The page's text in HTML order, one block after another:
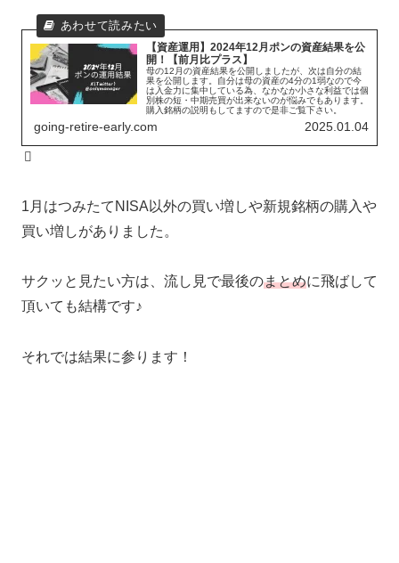
【資産運用】2024年12月ポンの資産結果を公
開！【前月比プラス】
母の12月の資産結果を公開しましたが、次は自分の結
果を公開します。自分は母の資産の4分の1弱なので今
は入金力に集中している為、なかなか小さな利益では個
別株の短・中期売買が出来ないのが悩みでもあります。
購入銘柄の説明もしてますので是非ご覧下さい。
going-retire-early.com 2025.01.04
1月はつみたてNISA以外の買い増しや新規銘柄の購入や
買い増しがありました。
サクッと見たい方は、流し見で最後のまとめに飛ばして
頂いても結構です♪
それでは結果に参ります！